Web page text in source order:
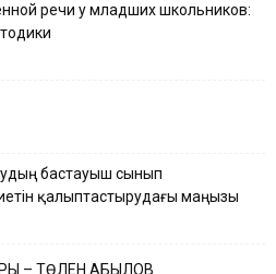
речи у младших школьников:
бастауыш сынып
қалыптастырудағы маңызы
– ТӨЛЕН ҚАБЫЛОВ